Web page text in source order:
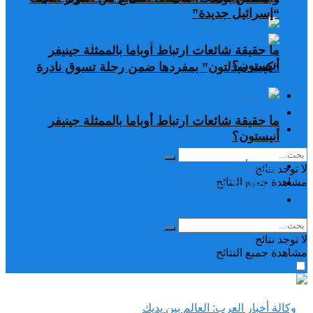
ما حقيقة شائعات ارتباط أوباما بالممثلة جينيفر
أنيستون؟
تغريدات
دراسات وبحوث
رياضة
لا توجد نتائج
مشاهدة جميع النتائح
“إسرائيل جديدة”
“كيت ميدلتون” بمفردها ضمن رحلة تسوق نادرة
ما حقيقة شائعات ارتباط أوباما بالممثلة جينيفر
أنيستون؟
تغريدات
دراسات وبحوث
لا توجد نتائج
مشاهدة جميع النتائح